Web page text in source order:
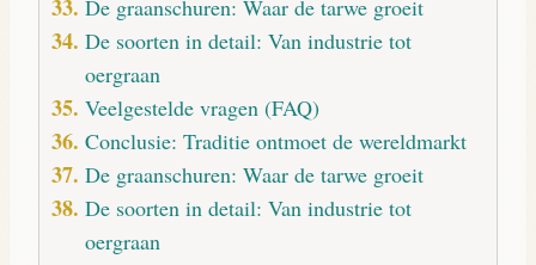
De graanschuren: Waar de tarwe groeit
De soorten in detail: Van industrie tot
oergraan
Veelgestelde vragen (FAQ)
Conclusie: Traditie ontmoet de wereldmarkt
De graanschuren: Waar de tarwe groeit
De soorten in detail: Van industrie tot
oergraan